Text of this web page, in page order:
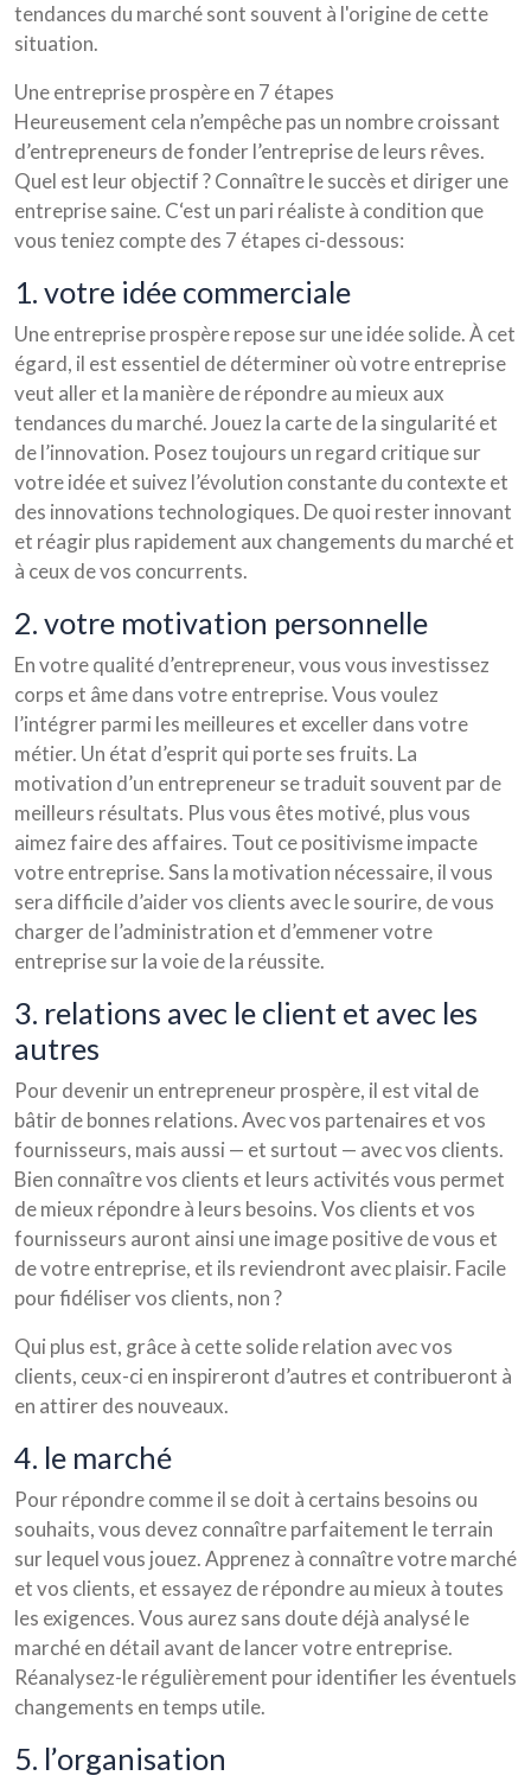
tendances du marché sont souvent à l'origine de cette
situation.
Une entreprise prospère en 7 étapes
Heureusement cela n’empêche pas un nombre croissant
d’entrepreneurs de fonder l’entreprise de leurs rêves.
Quel est leur objectif ? Connaître le succès et diriger une
entreprise saine. C‘est un pari réaliste à condition que
vous teniez compte des 7 étapes ci-dessous:
1. votre idée commerciale
Une entreprise prospère repose sur une idée solide. À cet
égard, il est essentiel de déterminer où votre entreprise
veut aller et la manière de répondre au mieux aux
tendances du marché. Jouez la carte de la singularité et
de l’innovation. Posez toujours un regard critique sur
votre idée et suivez l’évolution constante du contexte et
des innovations technologiques. De quoi rester innovant
et réagir plus rapidement aux changements du marché et
à ceux de vos concurrents.
2. votre motivation personnelle
En votre qualité d’entrepreneur, vous vous investissez
corps et âme dans votre entreprise. Vous voulez
l’intégrer parmi les meilleures et exceller dans votre
métier. Un état d’esprit qui porte ses fruits. La
motivation d’un entrepreneur se traduit souvent par de
meilleurs résultats. Plus vous êtes motivé, plus vous
aimez faire des affaires. Tout ce positivisme impacte
votre entreprise. Sans la motivation nécessaire, il vous
sera difficile d’aider vos clients avec le sourire, de vous
charger de l’administration et d’emmener votre
entreprise sur la voie de la réussite.
3. relations avec le client et avec les
autres
Pour devenir un entrepreneur prospère, il est vital de
bâtir de bonnes relations. Avec vos partenaires et vos
fournisseurs, mais aussi — et surtout — avec vos clients.
Bien connaître vos clients et leurs activités vous permet
de mieux répondre à leurs besoins. Vos clients et vos
fournisseurs auront ainsi une image positive de vous et
de votre entreprise, et ils reviendront avec plaisir. Facile
pour fidéliser vos clients, non ?
Qui plus est, grâce à cette solide relation avec vos
clients, ceux-ci en inspireront d’autres et contribueront à
en attirer des nouveaux.
4. le marché
Pour répondre comme il se doit à certains besoins ou
souhaits, vous devez connaître parfaitement le terrain
sur lequel vous jouez. Apprenez à connaître votre marché
et vos clients, et essayez de répondre au mieux à toutes
les exigences. Vous aurez sans doute déjà analysé le
marché en détail avant de lancer votre entreprise.
Réanalysez-le régulièrement pour identifier les éventuels
changements en temps utile.
5. l’organisation